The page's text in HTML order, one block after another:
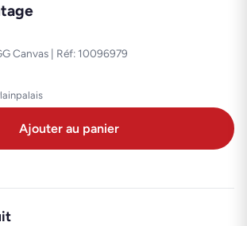
Canvas | Réf: 10096979
Ajouter au panier